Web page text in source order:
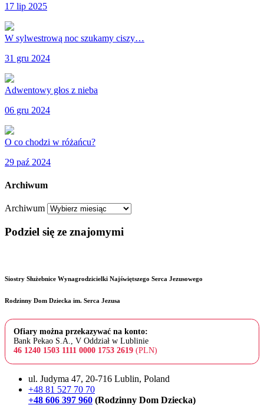
17 lip 2025
W sylwestrową noc szukamy ciszy…
31 gru 2024
Adwentowy głos z nieba
06 gru 2024
O co chodzi w różańcu?
29 paź 2024
Archiwum
Archiwum
Podziel się ze znajomymi
Siostry Służebnice Wynagrodzicielki Najświętszego Serca Jezusowego
Rodzinny Dom Dziecka im. Serca Jezusa
Ofiary można przekazywać na konto:
Bank Pekao S.A., V Oddział w Lublinie
46 1240 1503 1111 0000 1753 2619(PLN)
ul. Judyma 47, 20-716 Lublin, Poland
+48 81 527 70 70
+48 606 397 960 (Rodzinny Dom Dziecka)